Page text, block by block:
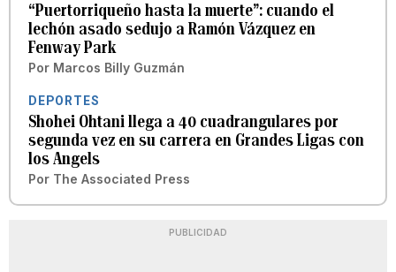
“Puertorriqueño hasta la muerte”: cuando el
lechón asado sedujo a Ramón Vázquez en
Fenway Park
Por Marcos Billy Guzmán
DEPORTES
Shohei Ohtani llega a 40 cuadrangulares por
segunda vez en su carrera en Grandes Ligas con
los Angels
Por The Associated Press
PUBLICIDAD